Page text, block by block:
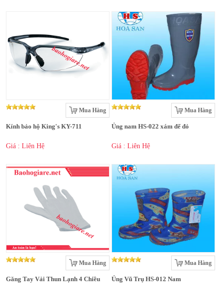
Mua Hàng
Kính bảo hộ King's KY-711
Giá : Liên Hệ
Mua Hàng
Ủng nam HS-022 xám đế đỏ
Giá : Liên Hệ
Mua Hàng
Găng Tay Vải Thun Lạnh 4 Chiều
Mua Hàng
Ủng Vũ Trụ HS-012 Nam